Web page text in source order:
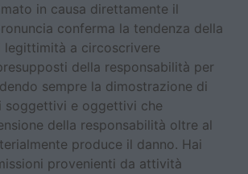
in causa direttamente il
conferma la tendenza della
legittimità a circoscrivere
della responsabilità per
sempre la dimostrazione di
soggettivi e oggettivi che
della responsabilità oltre al
produce il danno. Hai
provenienti da attività